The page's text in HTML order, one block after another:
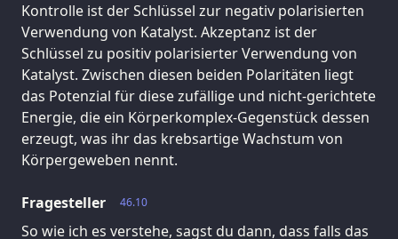
Kontrolle ist der Schlüssel zur negativ polarisierten
Verwendung von Katalyst. Akzeptanz ist der
Schlüssel zu positiv polarisierter Verwendung von
Katalyst. Zwischen diesen beiden Polaritäten liegt
das Potenzial für diese zufällige und nicht-gerichtete
Energie, die ein Körperkomplex-Gegenstück dessen
erzeugt, was ihr das krebsartige Wachstum von
Körpergeweben nennt.
46.10
Fragesteller
So wie ich es verstehe, sagst du dann, dass falls das